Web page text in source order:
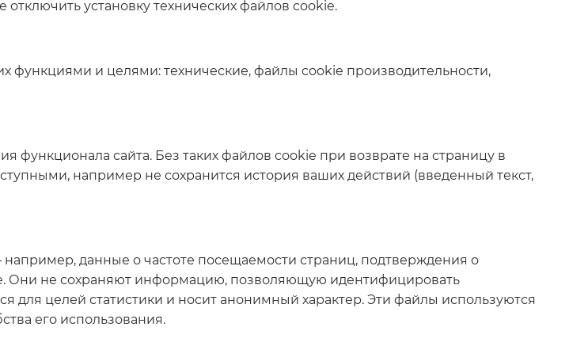
установку технических файлов cookie.
функциями и целями: технические, файлы cookie производительности,
сайта. Без таких файлов cookie при возврате на страницу в
например не сохранится история ваших действий (введенный текст,
данные о частоте посещаемости страниц, подтверждения о
Они не сохраняют информацию, позволяющую идентифицировать
для целей статистики и носит анонимный характер. Эти файлы используются
его использования.